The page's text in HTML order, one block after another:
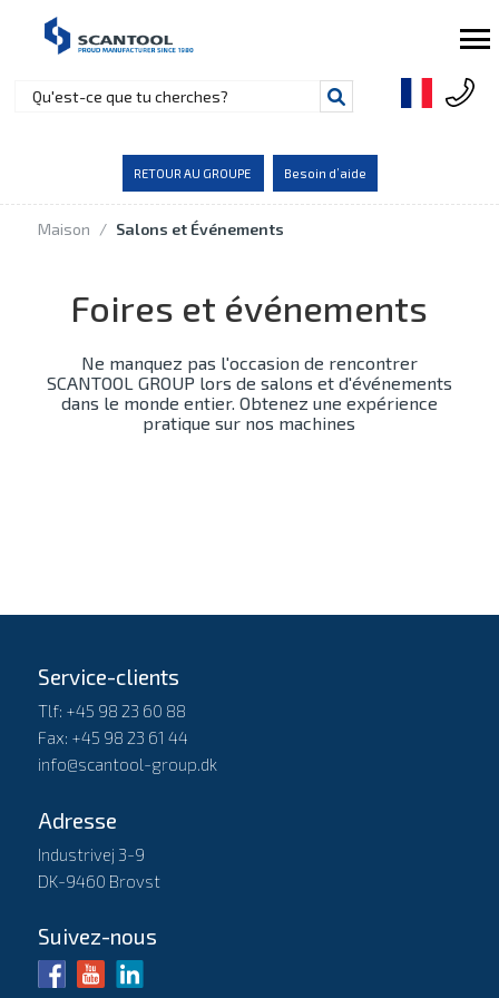
RETOUR AU GROUPE Besoin d’aide
Maison / Salons et Événements
Foires et événements
Ne manquez pas l'occasion de rencontrer
SCANTOOL GROUP lors de salons et d'événements
dans le monde entier. Obtenez une expérience
pratique sur nos machines
Service-clients
Tlf: +45 98 23 60 88
Fax: +45 98 23 61 44
info@scantool-group.dk
Adresse
Industrivej 3-9
DK-9460 Brovst
Suivez-nous